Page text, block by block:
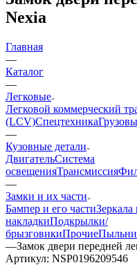
Nexia
Главная
—
Каталог
—
Легковые
Легковой коммерческий
(LCV)Спецтехника
—
Кузовные детали
ДвигательСистема
освещенияТрансмиссия
—
Замки и их части
Бампер и его частиЗеркала
накладкиПодкрылки/
брызговикиПрочие
—Замок двери передней
Артикул: NSP0196209546